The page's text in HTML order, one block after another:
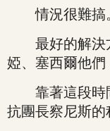
情況很難搞
最好的解決
婭、塞西爾他們
靠著這段時
抗團長察尼斯的